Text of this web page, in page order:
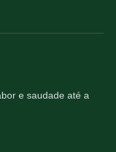
e saudade até a